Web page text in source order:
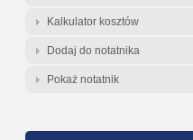
Kalkulator kosztów
Dodaj do notatnika
Pokaż notatnik